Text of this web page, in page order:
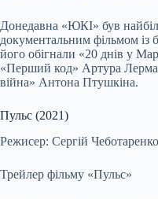
Донедавна «ЮКІ» був
документальним фільмом із
його обігнали «20 днів у
«Перший код» Артура
війна» Антона Птушкіна.
Пульс (2021)
Режисер: Сергій Чеботаренко
Трейлер фільму «Пульс»